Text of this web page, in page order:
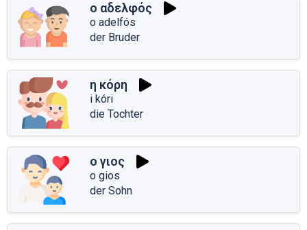
ο αδελφός
o adelfós
der Bruder
η κόρη
i kóri
die Tochter
ο γιος
o gios
der Sohn